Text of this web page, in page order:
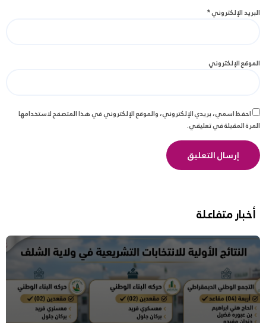
البريد الإلكتروني*
الموقع الإلكتروني
احفظ اسمي، بريدي الإلكتروني، والموقع الإلكتروني في هذا المتصفح لاستخدامها
المرة المقبلة في تعليقي.
أخبار متفاعلة